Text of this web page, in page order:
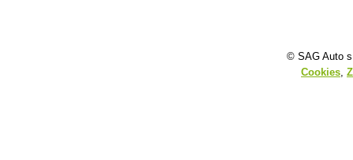
© SAG Auto
Cookies,